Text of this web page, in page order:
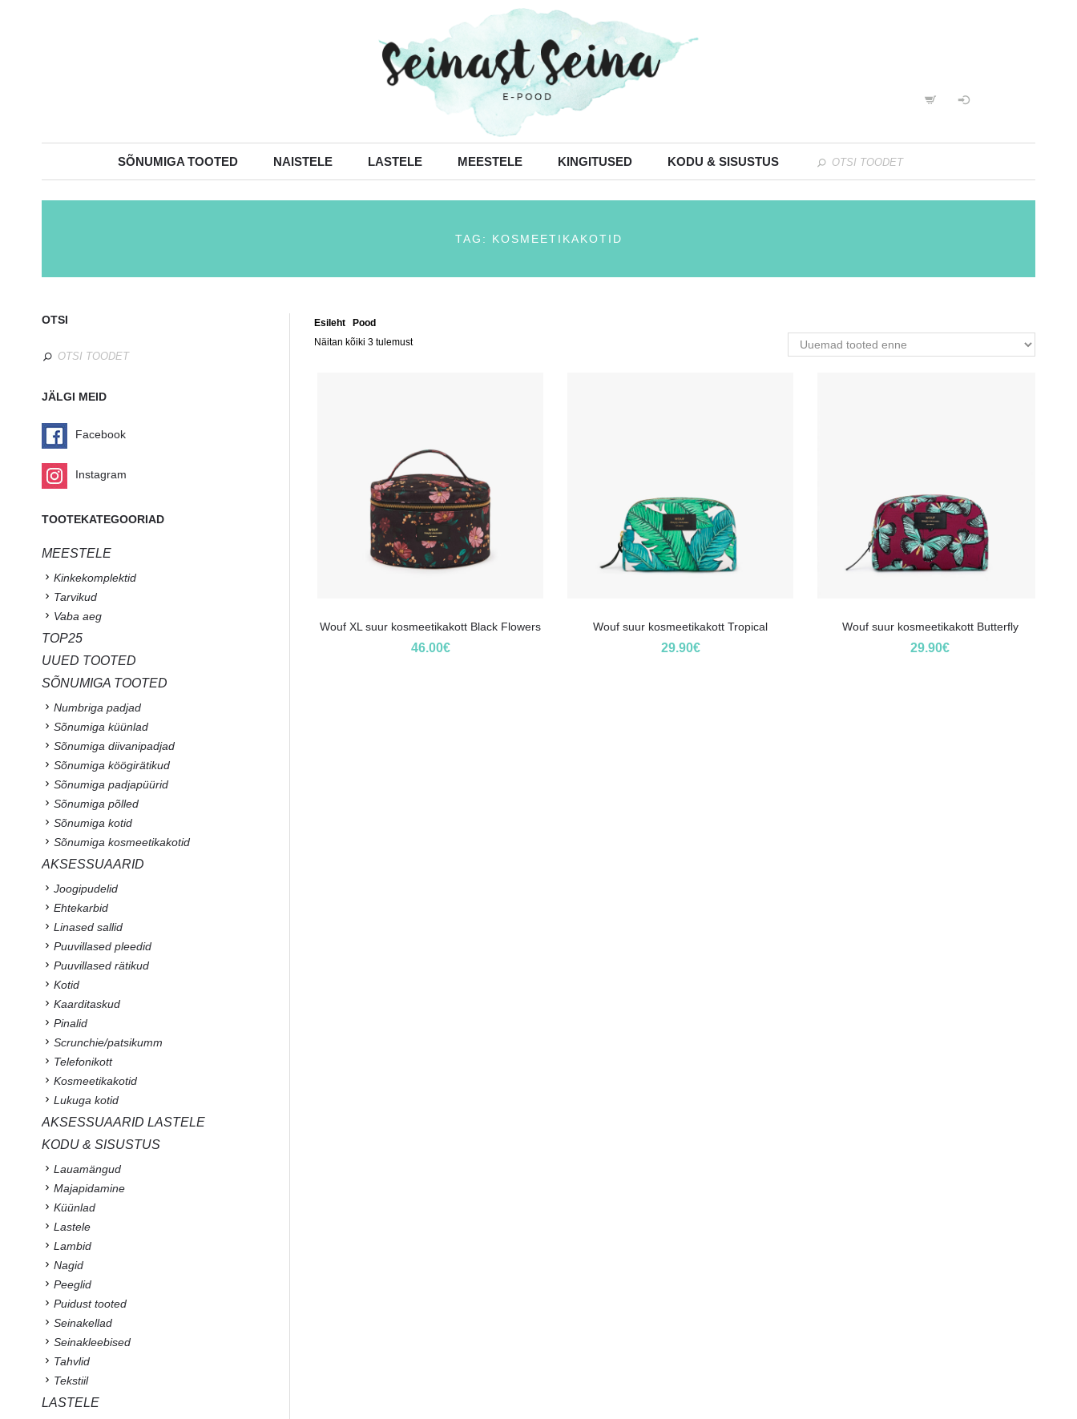
SÕNUMIGA TOOTED NAISTELE LASTELE MEESTELE KINGITUSED KODU & SISUSTUS
TAG: KOSMEETIKAKOTID
Esileht /Pood
Näitan kõiki 3 tulemust
Wouf XL suur kosmeetikakott Black Flowers
46.00€
Wouf suur kosmeetikakott Tropical
29.90€
Wouf suur kosmeetikakott Butterfly
29.90€
OTSI
JÄLGI MEID
Facebook
Instagram
TOOTEKATEGOORIAD
MEESTELE
Kinkekomplektid
Tarvikud
Vaba aeg
TOP25
UUED TOOTED
SÕNUMIGA TOOTED
Numbriga padjad
Sõnumiga küünlad
Sõnumiga diivanipadjad
Sõnumiga köögirätikud
Sõnumiga padjapüürid
Sõnumiga põlled
Sõnumiga kotid
Sõnumiga kosmeetikakotid
AKSESSUAARID
Joogipudelid
Ehtekarbid
Linased sallid
Puuvillased pleedid
Puuvillased rätikud
Kotid
Kaarditaskud
Pinalid
Scrunchie/patsikumm
Telefonikott
Kosmeetikakotid
Lukuga kotid
AKSESSUAARID LASTELE
KODU & SISUSTUS
Lauamängud
Majapidamine
Küünlad
Lastele
Lambid
Nagid
Peeglid
Puidust tooted
Seinakellad
Seinakleebised
Tahvlid
Tekstiil
LASTELE